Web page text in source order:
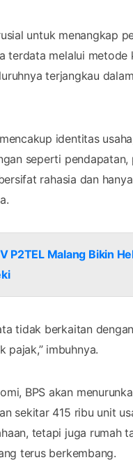
untuk menangkap
melalui metode
terjangkau
identitas
seperti
rahasia dan
P2TEL Malang Bikin
tidak berkaitan
pajak,” imbuhnya.
BPS akan
sekitar 415 ribu unit
tetapi juga rumah
terus berkembang.